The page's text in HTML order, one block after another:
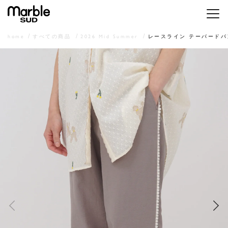
メニ
home すべての商品 2026 Mid Summer レースライン テーパード